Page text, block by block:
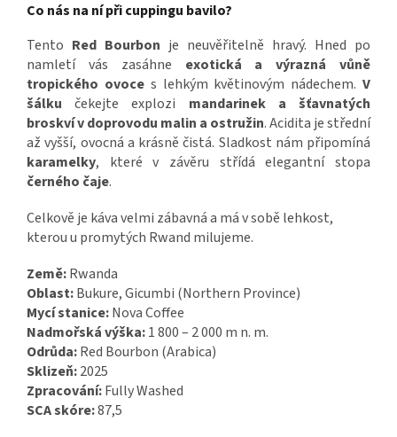
Co nás na ní při cuppingu bavilo?
Tento Red Bourbon je neuvěřitelně hravý. Hned po
namletí vás zasáhne exotická a výrazná vůně
tropického ovoces lehkým květinovým nádechem.V
šálkučekejte explozi mandarinek a šťavnatých
broskví v doprovodu malin a ostružin.Acidita je střední
až vyšší, ovocná a krásně čistá. Sladkost nám připomíná
karamelky, které v závěru střídá elegantní stopa
černého čaje.
Celkově je káva velmi zábavná a má v sobě lehkost,
kterou u promytých Rwand milujeme.
Země:Rwanda
Oblast:Bukure, Gicumbi (Northern Province)
Mycí stanice:Nova Coffee
Nadmořská výška:1 800 – 2 000 m n. m.
Odrůda:Red Bourbon (Arabica)
Sklizeň:2025
Zpracování:Fully Washed
SCA skóre:87,5